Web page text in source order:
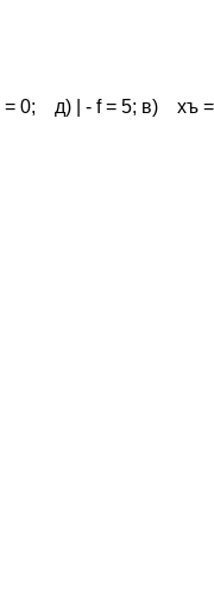
3 = 0; д) | - f = 5; в)